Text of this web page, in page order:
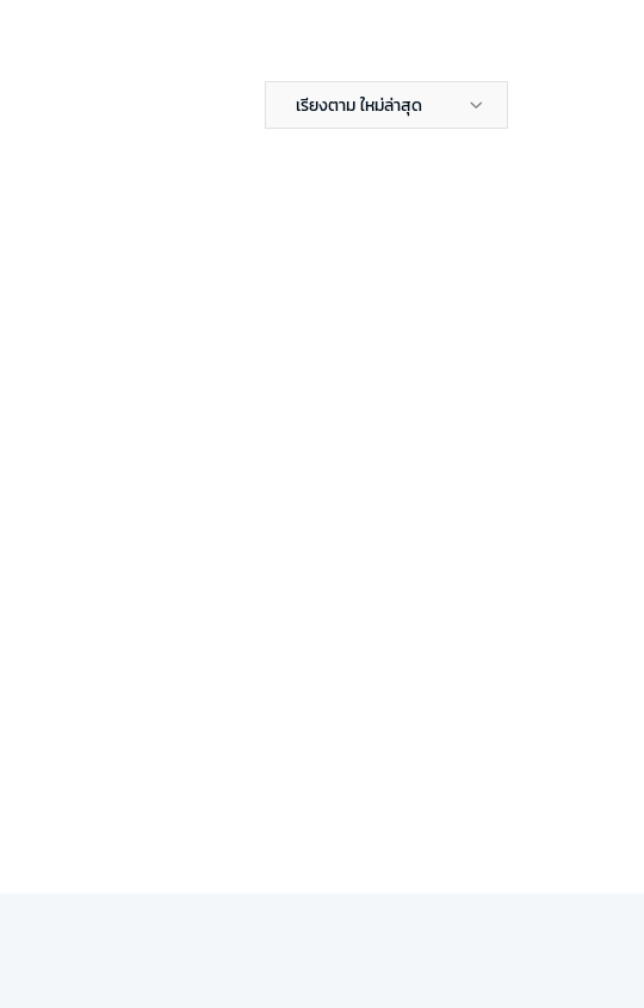
เรียงตาม ใหม่ล่าสุด